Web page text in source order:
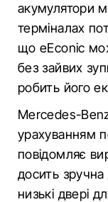
акумулятори
терміналах
що eEconic
без зайвих
робить його
Mercedes-
урахуванням
повідомляє
досить
низькі двері